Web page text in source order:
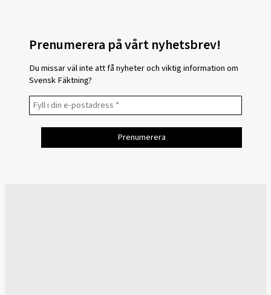
Prenumerera på vårt nyhetsbrev!
Du missar väl inte att få nyheter och viktig information om
Svensk Fäktning?